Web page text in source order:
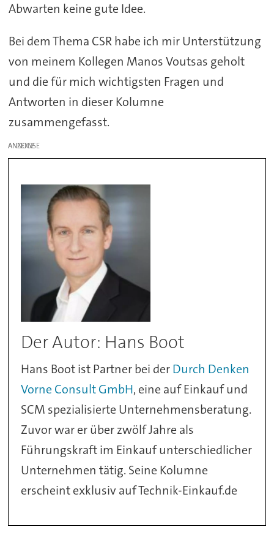
Abwarten keine gute Idee.
Bei dem Thema CSR habe ich mir Unterstützung
von meinem Kollegen Manos Voutsas geholt
und die für mich wichtigsten Fragen und
Antworten in dieser Kolumne
zusammengefasst.
ANZEIGE
Der Autor: Hans Boot
Hans Boot ist Partner bei derDurch Denken
Vorne Consult GmbH, eine auf Einkauf und
SCM spezialisierte Unternehmensberatung.
Zuvor war er über zwölf Jahre als
Führungskraft im Einkauf unterschiedlicher
Unternehmen tätig. Seine Kolumne
erscheint exklusiv auf Technik-Einkauf.de